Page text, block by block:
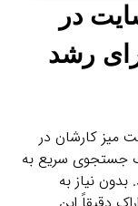
در
رشد
میز کارشان در
جستجوی سریع به
نیاز به